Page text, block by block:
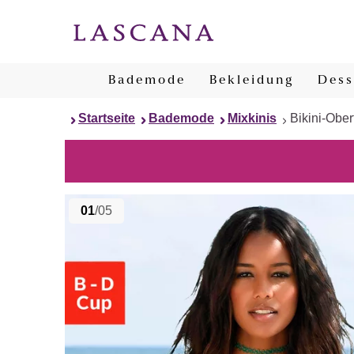
Bademode Bekleidung
Startseite Bademode Mixkinis Bikini-
01/05